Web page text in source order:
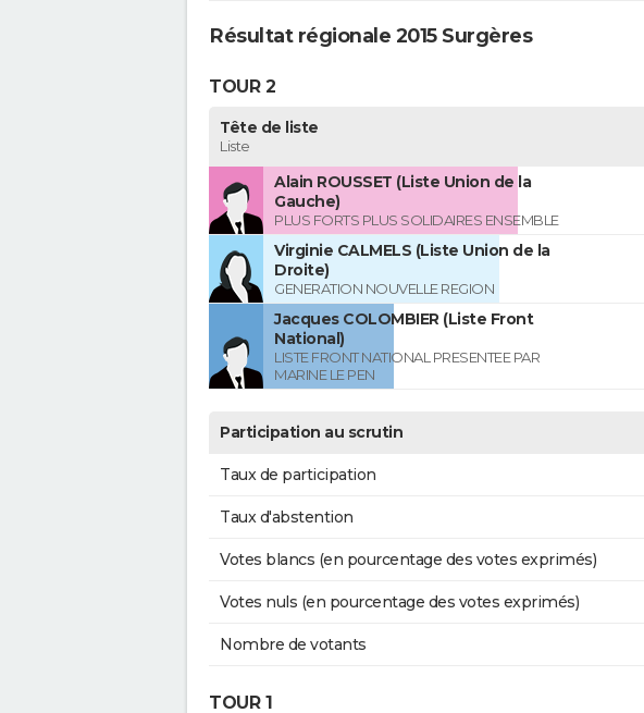
Résultat régionale 2015 Surgères
TOUR 2
Tête de liste
Liste
Alain ROUSSET (Liste Union de la
Gauche)
PLUS FORTS PLUS SOLIDAIRES ENSEMBLE
Virginie CALMELS (Liste Union de la
Droite)
GENERATION NOUVELLE REGION
Jacques COLOMBIER (Liste Front
National)
LISTE FRONT NATIONAL PRESENTEE PAR
MARINE LE PEN
Participation au scrutin
Taux de participation
Taux d'abstention
Votes blancs (en pourcentage des votes exprimés)
Votes nuls (en pourcentage des votes exprimés)
Nombre de votants
TOUR 1